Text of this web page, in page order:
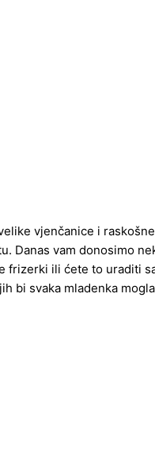
vjenčanice i
Danas vam donosimo
frizerki ili ćete to uraditi
bi svaka mladenka